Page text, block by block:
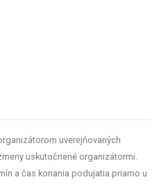
uverejňovaných
uskutočnené organizátormi.
a čas konania podujatia priamo u